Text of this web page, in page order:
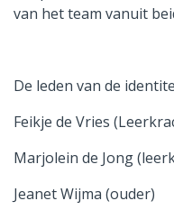
van het team vanuit
De leden van de
Feikje de Vries
Marjolein de Jong
Jeanet Wijma (ouder)